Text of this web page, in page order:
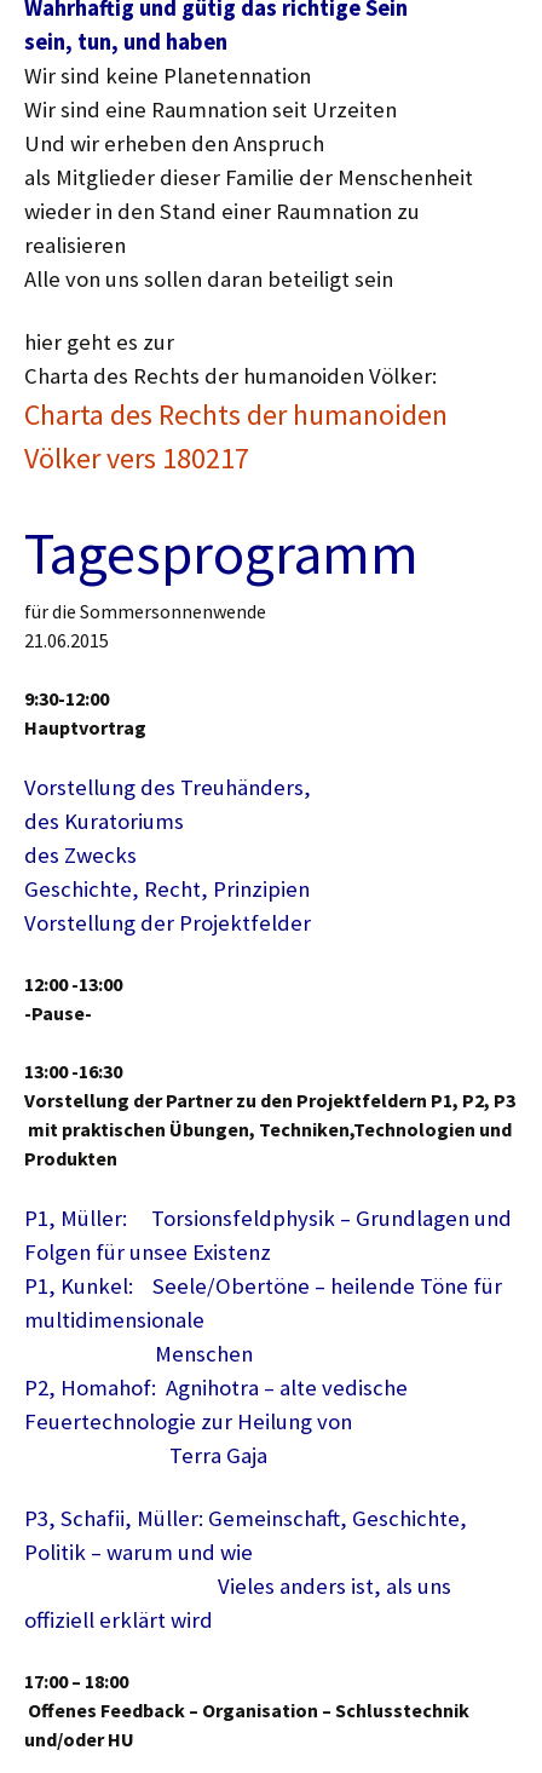
Wahrhaftig und gütig das richtige Sein
sein, tun, und haben
Wir sind keine Planetennation
Wir sind eine Raumnation seit Urzeiten
Und wir erheben den Anspruch
als Mitglieder dieser Familie der Menschenheit
wieder in den Stand einer Raumnation zu
realisieren
Alle von uns sollen daran beteiligt sein
hier geht es zur
Charta des Rechts der humanoiden Völker:
Charta des Rechts der humanoiden
Völker vers 180217
Tagesprogramm
für die Sommersonnenwende
21.06.2015
9:30-12:00
Hauptvortrag
Vorstellung des Treuhänders,
des Kuratoriums
des Zwecks
Geschichte, Recht, Prinzipien
Vorstellung der Projektfelder
12:00 -13:00
-Pause-
13:00 -16:30
Vorstellung der Partner zu den Projektfeldern P1, P2, P3
mit praktischen Übungen, Techniken,Technologien und
Produkten
P1, Müller: Torsionsfeldphysik – Grundlagen und
Folgen für unsee Existenz
P1, Kunkel: Seele/Obertöne – heilende Töne für
multidimensionale
Menschen
P2, Homahof: Agnihotra – alte vedische
Feuertechnologie zur Heilung von
Terra Gaja
P3, Schafii, Müller: Gemeinschaft, Geschichte,
Politik – warum und wie
Vieles anders ist, als uns
offiziell erklärt wird
17:00 – 18:00
Offenes Feedback – Organisation – Schlusstechnik
und/oder HU